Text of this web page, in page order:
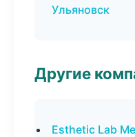
Ульяновск
Другие
Esthetic Lab